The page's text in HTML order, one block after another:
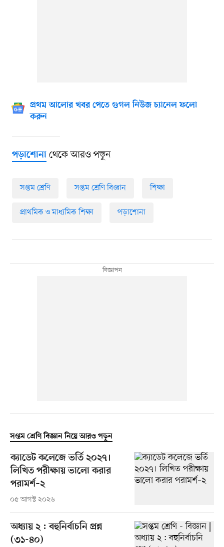
প্রথম আলোর খবর পেতে গুগল নিউজ চ্যানেল ফলো
করুন
পড়াশোনাথেকে আরও পড়ুন
সপ্তম শ্রেণি সপ্তম শ্রেণি বিজ্ঞান শিক্ষা
প্রাথমিক ও মাধ্যমিক শিক্ষা পড়াশোনা
সপ্তম শ্রেণি বিজ্ঞান নিয়ে আরও পড়ুন
ক্যাডেট কলেজে ভর্তি ২০২৭।
লিখিত পরীক্ষায় ভালো করার
পরামর্শ–২
০৫ আগস্ট ২০২৬
অধ্যায় ২ : বহুনির্বাচনি প্রশ্ন
(৩১-৪০)